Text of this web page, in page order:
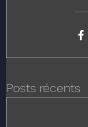
Posts récents